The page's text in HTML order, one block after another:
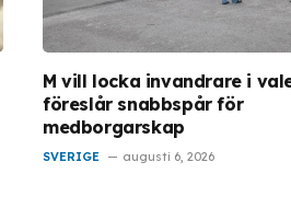
M vill locka invandrare i
föreslår snabbspår för
medborgarskap
SVERIGE augusti 6, 2026